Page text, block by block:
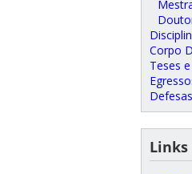
Corpo
Teses